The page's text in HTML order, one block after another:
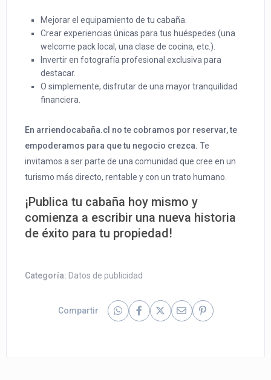
Mejorar el equipamiento de tu cabaña.
Crear experiencias únicas para tus huéspedes (una
welcome pack local, una clase de cocina, etc.).
Invertir en fotografía profesional exclusiva para
destacar.
O simplemente, disfrutar de una mayor tranquilidad
financiera.
En arriendocabaña.cl no te cobramos por reservar, te
empoderamos para que tu negocio crezca. Te
invitamos a ser parte de una comunidad que cree en un
turismo más directo, rentable y con un trato humano.
¡Publica tu cabaña hoy mismo y
comienza a escribir una nueva historia
de éxito para tu propiedad!
Categoría: Datos de publicidad
Compartir